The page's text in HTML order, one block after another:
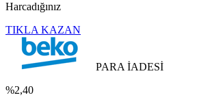
Harcadığınız
TIKLA KAZAN
PARA İADESİ
%2,40